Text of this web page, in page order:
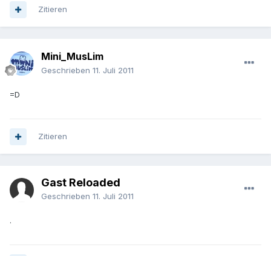
Zitieren
Mini_MusLim
Geschrieben 11. Juli 2011
=D
Zitieren
Gast Reloaded
Geschrieben 11. Juli 2011
.